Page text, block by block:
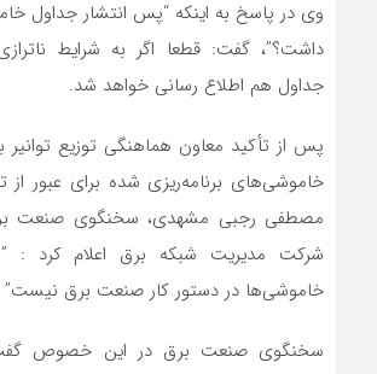
وی در پاسخ به اینکه “پس انتشار جداول
داشت؟”، گفت: قطعا اگر به شرایط
جداول هم اطلاع رسانی خواهد شد.
پس از تأکید معاون هماهنگی توزیع توانیر
خاموشی‌های برنامه‌ریزی شده برای عبور از
مصطفی رجبی مشهدی، سخنگوی صنعت
شرکت مدیریت شبکه برق اعلام کرد :
خاموشی‌ها در دستور کار صنعت برق نیست”
سخنگوی صنعت برق در این خصوص